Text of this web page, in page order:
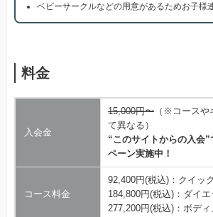
ベビーサークルなどの用意があるためお子様
料金
入会金
15,000円〜 （※コースや
て異なる）
“このサイトからの入会
ペーン実施中！
コース料金
92,400円(税込)：クイッ
184,800円(税込)：ダイ
277,200円(税込)：ボデ